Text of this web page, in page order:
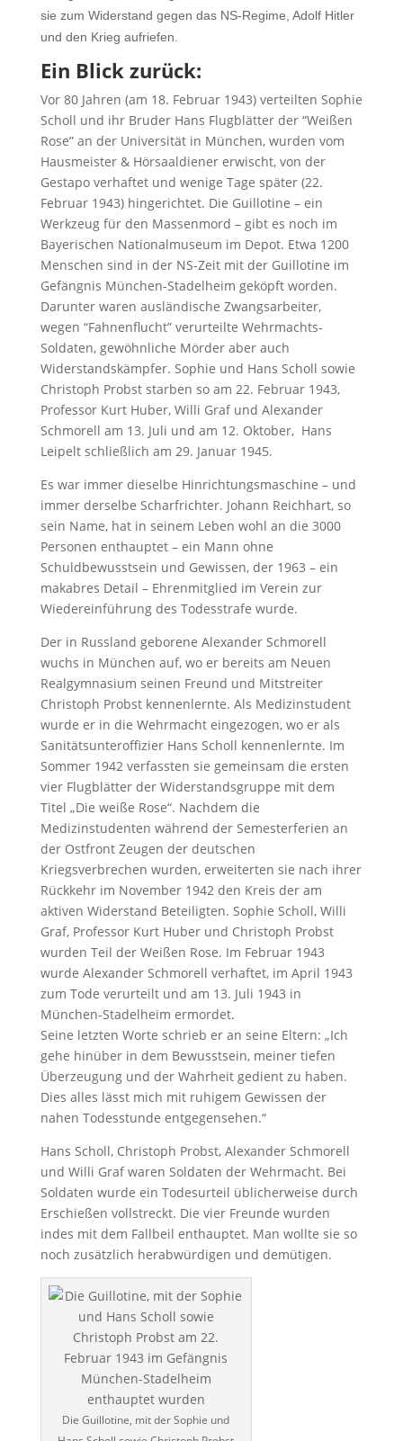
sie zum Widerstand gegen das NS-Regime, Adolf Hitler
und den Krieg aufriefen.
Ein Blick zurück:
Vor 80 Jahren (am 18. Februar 1943) verteilten Sophie
Scholl und ihr Bruder Hans Flugblätter der “Weißen
Rose” an der Universität in München, wurden vom
Hausmeister & Hörsaaldiener erwischt, von der
Gestapo verhaftet und wenige Tage später (22.
Februar 1943) hingerichtet. Die Guillotine – ein
Werkzeug für den Massenmord – gibt es noch im
Bayerischen Nationalmuseum im Depot. Etwa 1200
Menschen sind in der NS-Zeit mit der Guillotine im
Gefängnis München-Stadelheim geköpft worden.
Darunter waren ausländische Zwangsarbeiter,
wegen “Fahnenflucht” verurteilte Wehrmachts-
Soldaten, gewöhnliche Mörder aber auch
Widerstandskämpfer. Sophie und Hans Scholl sowie
Christoph Probst starben so am 22. Februar 1943,
Professor Kurt Huber, Willi Graf und Alexander
Schmorell am 13. Juli und am 12. Oktober, Hans
Leipelt schließlich am 29. Januar 1945.
Es war immer dieselbe Hinrichtungsmaschine – und
immer derselbe Scharfrichter. Johann Reichhart, so
sein Name, hat in seinem Leben wohl an die 3000
Personen enthauptet – ein Mann ohne
Schuldbewusstsein und Gewissen, der 1963 – ein
makabres Detail – Ehrenmitglied im Verein zur
Wiedereinführung des Todesstrafe wurde.
Der in Russland geborene Alexander Schmorell
wuchs in München auf, wo er bereits am Neuen
Realgymnasium seinen Freund und Mitstreiter
Christoph Probst kennenlernte. Als Medizinstudent
wurde er in die Wehrmacht eingezogen, wo er als
Sanitätsunteroffizier Hans Scholl kennenlernte. Im
Sommer 1942 verfassten sie gemeinsam die ersten
vier Flugblätter der Widerstandsgruppe mit dem
Titel „Die weiße Rose“. Nachdem die
Medizinstudenten während der Semesterferien an
der Ostfront Zeugen der deutschen
Kriegsverbrechen wurden, erweiterten sie nach ihrer
Rückkehr im November 1942 den Kreis der am
aktiven Widerstand Beteiligten. Sophie Scholl, Willi
Graf, Professor Kurt Huber und Christoph Probst
wurden Teil der Weißen Rose. Im Februar 1943
wurde Alexander Schmorell verhaftet, im April 1943
zum Tode verurteilt und am 13. Juli 1943 in
München-Stadelheim ermordet.
Seine letzten Worte schrieb er an seine Eltern: „Ich
gehe hinüber in dem Bewusstsein, meiner tiefen
Überzeugung und der Wahrheit gedient zu haben.
Dies alles lässt mich mit ruhigem Gewissen der
nahen Todesstunde entgegensehen.“
Hans Scholl, Christoph Probst, Alexander Schmorell
und Willi Graf waren Soldaten der Wehrmacht. Bei
Soldaten wurde ein Todesurteil üblicherweise durch
Erschießen vollstreckt. Die vier Freunde wurden
indes mit dem Fallbeil enthauptet. Man wollte sie so
noch zusätzlich herabwürdigen und demütigen.
Die Guillotine, mit der Sophie und